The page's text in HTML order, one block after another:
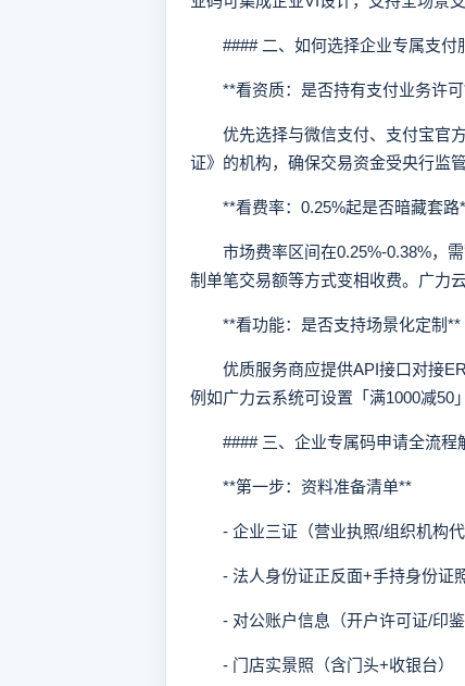
#### 二、如何选择企业专属支付
**看资质：是否持有支付业务许
优先选择与微信支付、支付宝官方
证》的机构，确保交易资金受央行监
**看费率：0.25%起是否暗藏套路
市场费率区间在0.25%-0.38%，需
制单笔交易额等方式变相收费。广力
**看功能：是否支持场景化定制**
优质服务商应提供API接口对接
例如广力云系统可设置「满1000减50
#### 三、企业专属码申请全流程
**第一步：资料准备清单**
- 企业三证（营业执照/组织机构代
- 法人身份证正反面+手持身份证
- 对公账户信息（开户许可证/印鉴
- 门店实景照（含门头+收银台）